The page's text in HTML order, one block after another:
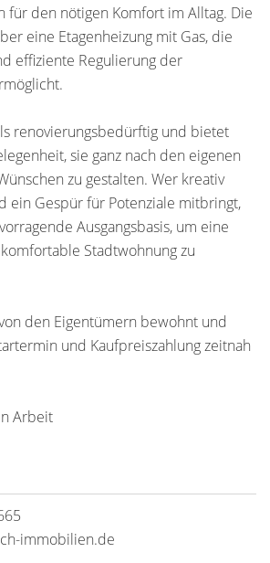
für den nötigen Komfort im Alltag. Die
eine Etagenheizung mit Gas, die
effiziente Regulierung der
renovierungsbedürftig und bietet
sie ganz nach den eigenen
zu gestalten. Wer kreativ
ein Gespür für Potenziale mitbringt,
Ausgangsbasis, um eine
Stadtwohnung zu
den Eigentümern bewohnt und
und Kaufpreiszahlung zeitnah
Arbeit
immobilien.de